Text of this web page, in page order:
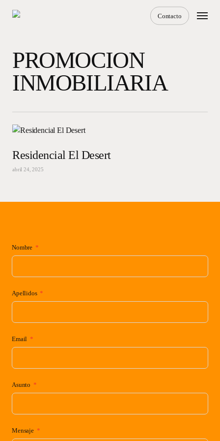
Contacto
Menu
PROMOCION
INMOBILIARIA
Residencial El Desert
abril 24, 2025
Nombre
Apellidos
Email
Asunto
Mensaje